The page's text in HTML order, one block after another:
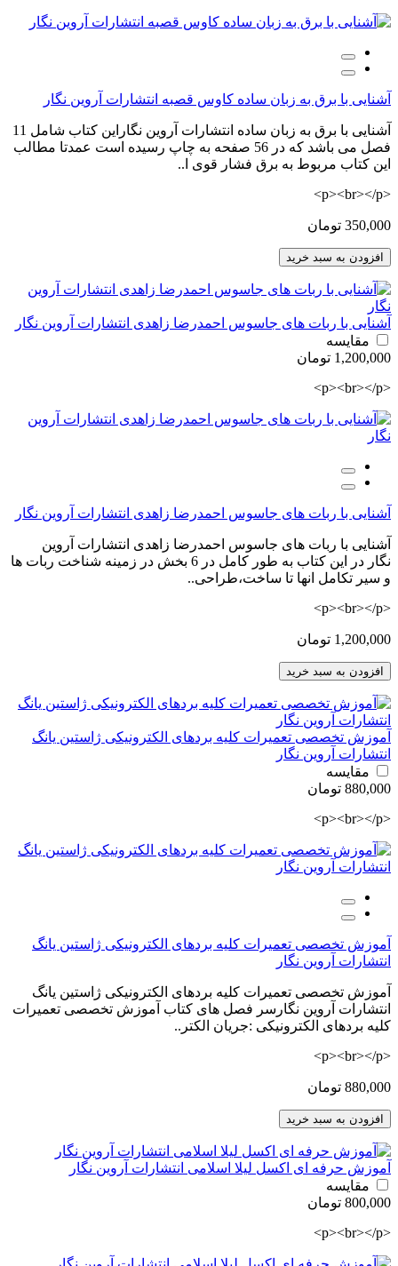
آشنایی با برق به زبان ساده کاوس قصبه انتشارات آروین نگار
آشنایی با برق به زبان ساده انتشارات آروین نگاراین کتاب شامل 11
فصل می باشد که در 56 صفحه به چاپ رسیده است عمدتا مطالب
این کتاب مربوط به برق فشار قوی ا..
<p><br></p>
350,000 تومان
افزودن به سبد خرید
آشنایی با ربات های جاسوس احمدرضا زاهدی انتشارات آروین نگار
مقایسه
1,200,000 تومان
<p><br></p>
آشنایی با ربات های جاسوس احمدرضا زاهدی انتشارات آروین نگار
آشنایی با ربات های جاسوس احمدرضا زاهدی انتشارات آروین
نگار در این کتاب به طور کامل در 6 بخش در زمینه شناخت ربات ها
و سیر تکامل انها تا ساخت،طراحی..
<p><br></p>
1,200,000 تومان
افزودن به سبد خرید
آموزش تخصصی تعمیرات کلیه بردهای الکترونیکی ژاستین یانگ
انتشارات آروین نگار
مقایسه
880,000 تومان
<p><br></p>
آموزش تخصصی تعمیرات کلیه بردهای الکترونیکی ژاستین یانگ
انتشارات آروین نگار
آموزش تخصصی تعمیرات کلیه بردهای الکترونیکی ژاستین یانگ
انتشارات آروین نگارسر فصل های کتاب آموزش تخصصی تعمیرات
کلیه بردهای الکترونیکی :جریان الکتر..
<p><br></p>
880,000 تومان
افزودن به سبد خرید
آموزش حرفه ای اکسل لیلا اسلامی انتشارات آروین نگار
مقایسه
800,000 تومان
<p><br></p>